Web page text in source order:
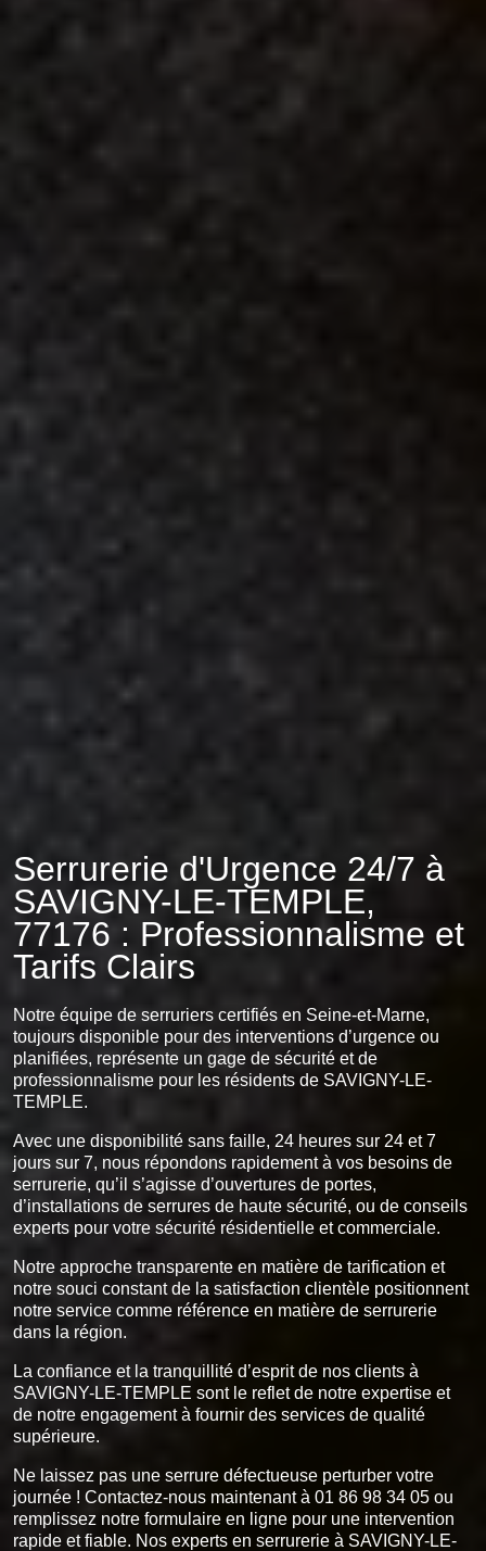
Serrurerie d'Urgence 24/7 à
SAVIGNY-LE-TEMPLE,
77176 : Professionnalisme et
Tarifs Clairs
Notre équipe de serruriers certifiés en Seine-et-Marne,
toujours disponible pour des interventions d’urgence ou
planifiées, représente un gage de sécurité et de
professionnalisme pour les résidents de SAVIGNY-LE-
TEMPLE.
Avec une disponibilité sans faille, 24 heures sur 24 et 7
jours sur 7, nous répondons rapidement à vos besoins de
serrurerie, qu’il s’agisse d’ouvertures de portes,
d’installations de serrures de haute sécurité, ou de conseils
experts pour votre sécurité résidentielle et commerciale.
Notre approche transparente en matière de tarification et
notre souci constant de la satisfaction clientèle positionnent
notre service comme référence en matière de serrurerie
dans la région.
La confiance et la tranquillité d’esprit de nos clients à
SAVIGNY-LE-TEMPLE sont le reflet de notre expertise et
de notre engagement à fournir des services de qualité
supérieure.
Ne laissez pas une serrure défectueuse perturber votre
journée ! Contactez-nous maintenant à 01 86 98 34 05 ou
remplissez notre formulaire en ligne pour une intervention
rapide et fiable. Nos experts en serrurerie à SAVIGNY-LE-